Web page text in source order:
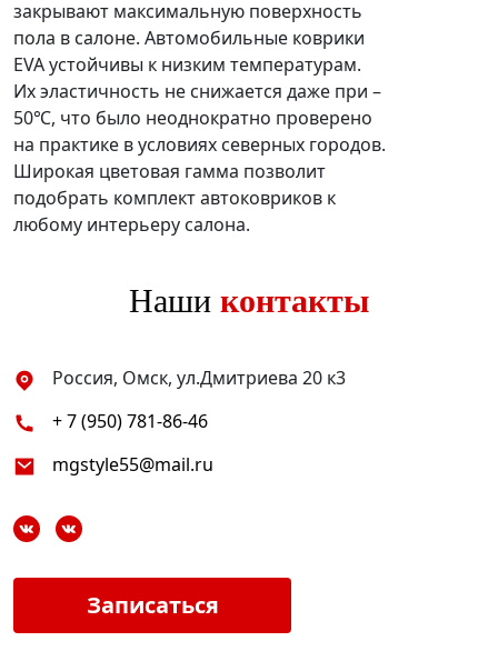
закрывают максимальную поверхность
пола в салоне. Автомобильные коврики
EVA устойчивы к низким температурам.
Их эластичность не снижается даже при –
50℃, что было неоднократно проверено
на практике в условиях северных городов.
Широкая цветовая гамма позволит
подобрать комплект автоковриков к
любому интерьеру салона.
Наши контакты
Россия, Омск, ул.Дмитриева 20 к3
+ 7 (950) 781-86-46
mgstyle55@mail.ru
Записаться